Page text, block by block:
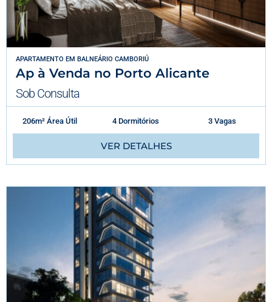
APARTAMENTO EM BALNEÁRIO CAMBORIÚ
Ap à Venda no Porto Alicante
Sob Consulta
206m² Área Útil 4 Dormitórios 3 Vagas
VER DETALHES